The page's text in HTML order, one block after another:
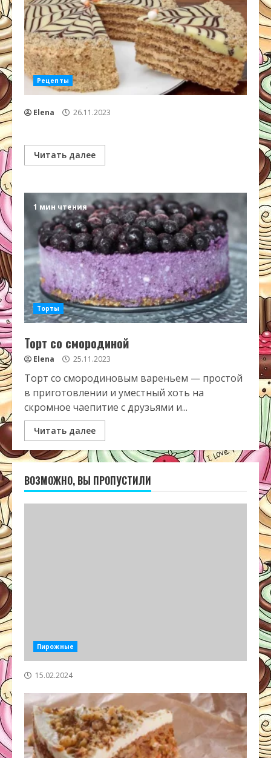
Рецепты
Elena 26.11.2023
Читать далее
1 мин чтения
Торты
Торт со смородиной
Elena 25.11.2023
Торт со смородиновым вареньем — простой
в приготовлении и уместный хоть на
скромное чаепитие с друзьями и...
Читать далее
ВОЗМОЖНО, ВЫ ПРОПУСТИЛИ
Пирожные
15.02.2024